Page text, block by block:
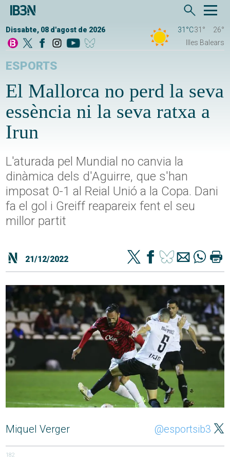
Dissabte, 08 d'agost de 2026 31°C31°
26°
Illes Balears
ESPORTS
El Mallorca no perd la seva
essència ni la seva ratxa a
Irun
L'aturada pel Mundial no canvia la
dinàmica dels d'Aguirre, que s'han
imposat 0-1 al Reial Unió a la Copa. Dani
fa el gol i Greiff reapareix fent el seu
millor partit
21/12/2022
Miquel Verger @esportsib3
182